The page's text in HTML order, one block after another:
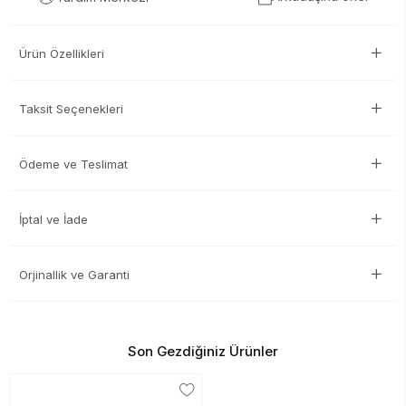
Ürün Özellikleri
Taksit Seçenekleri
Ödeme ve Teslimat
İptal ve İade
Orjinallik ve Garanti
Son Gezdiğiniz Ürünler